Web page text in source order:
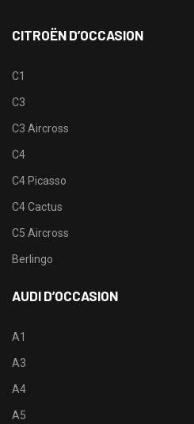
CITROËN D’OCCASION
C1
C3
C3 Aircross
C4
C4 Picasso
C4 Cactus
C5 Aircross
Berlingo
AUDI D’OCCASION
A1
A3
A4
A5